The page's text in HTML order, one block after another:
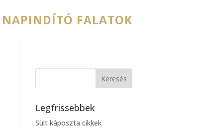
NAPINDÍTÓ FALATOK
Legfrissebbek
Sült káposzta cikkek